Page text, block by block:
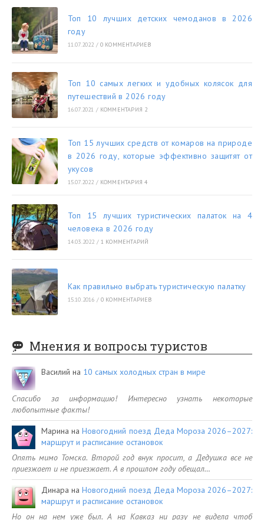
Топ 10 лучших детских чемоданов в 2026
году
11.07.2022 / 0 КОММЕНТАРИЕВ
Топ 10 самых легких и удобных колясок для
путешествий в 2026 году
16.07.2021 / КОММЕНТАРИЯ 2
Топ 15 лучших средств от комаров на природе
в 2026 году, которые эффективно защитят от
укусов
15.07.2022 / КОММЕНТАРИЯ 4
Топ 15 лучших туристических палаток на 4
человека в 2026 году
14.03.2022 / 1 КОММЕНТАРИЙ
Как правильно выбрать туристическую палатку
15.10.2016 / 0 КОММЕНТАРИЕВ
Мнения и вопросы туристов
Василий на 10 самых холодных стран в мире
Спасибо за информацию! Интересно узнать некоторые
любопытные факты!
Марина наНовогодний поезд Деда Мороза 2026–2027:
маршрут и расписание остановок
Опять мимо Томска. Второй год внук просит, а Дедушка все не
приезжает и не приезжает. А в прошлом году обещал…
Динара наНовогодний поезд Деда Мороза 2026–2027:
маршрут и расписание остановок
Но он на нем уже был. А на Кавказ ни разу не видела чтоб